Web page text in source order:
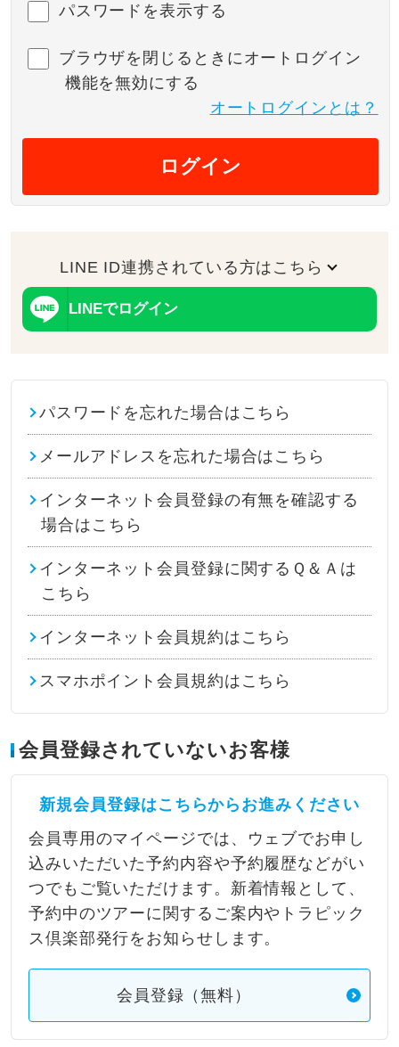
パスワードを表示する
ブラウザを閉じるときにオートログイン
機能を無効にする
オートログインとは？
ログイン
LINE ID連携されている方はこちら
LINEでログイン
パスワードを忘れた場合はこちら
メールアドレスを忘れた場合はこちら
インターネット会員登録の有無を確認する
場合はこちら
インターネット会員登録に関するＱ＆Ａは
こちら
インターネット会員規約はこちら
スマホポイント会員規約はこちら
会員登録されていないお客様
新規会員登録はこちらからお進みください
会員専用のマイページでは、ウェブでお申し
込みいただいた予約内容や予約履歴などがい
つでもご覧いただけます。新着情報として、
予約中のツアーに関するご案内やトラピック
ス倶楽部発行をお知らせします。
会員登録（無料）